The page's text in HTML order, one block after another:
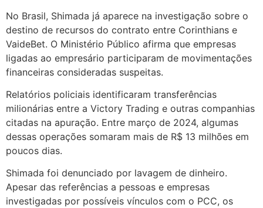
No Brasil, Shimada já aparece na investigação sobre o
destino de recursos do contrato entre Corinthians e
VaideBet. O Ministério Público afirma que empresas
ligadas ao empresário participaram de movimentações
financeiras consideradas suspeitas.
Relatórios policiais identificaram transferências
milionárias entre a Victory Trading e outras companhias
citadas na apuração. Entre março de 2024, algumas
dessas operações somaram mais de R$ 13 milhões em
poucos dias.
Shimada foi denunciado por lavagem de dinheiro.
Apesar das referências a pessoas e empresas
investigadas por possíveis vínculos com o PCC, os